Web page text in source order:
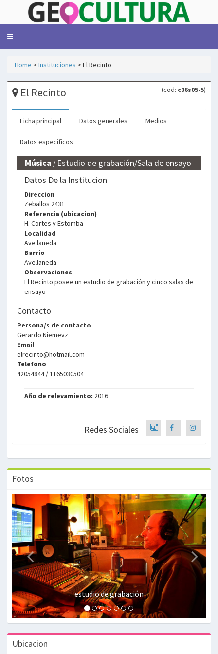
Toggle
Home > Instituciones > El Recinto
El Recinto (cod: c06s05-5)
Ficha principal Datos generales Medios
Datos especificos
Música / Estudio de grabación/Sala de ensayo
Datos De la Institucion
Direccion
Zeballos 2431
Referencia (ubicacion)
H. Cortes y Estomba
Localidad
Avellaneda
Barrio
Avellaneda
Observaciones
El Recinto posee un estudio de grabación y cinco salas de
ensayo
Contacto
Persona/s de contacto
Gerardo Niemevz
Email
elrecinto@hotmail.com
Telefono
42054844 / 1165030504
Año de relevamiento: 2016
Redes Sociales
Fotos
estudio de grabación
Ubicacion